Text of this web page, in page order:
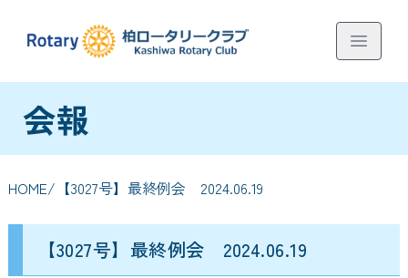
会報
HOME/【3027号】最終例会 2024.06.19
【3027号】最終例会 2024.06.19